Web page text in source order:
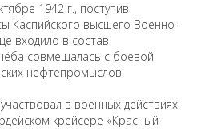
1942 г., поступив
Каспийского высшего Военно-
входило в состав
совмещалась с боевой
нефтепромыслов.
в военных действиях.
крейсере «Красный